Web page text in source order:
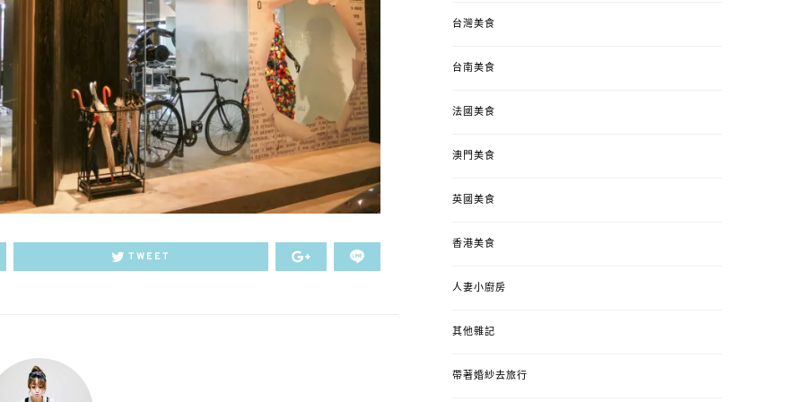
TWEET
台灣美食
台南美食
法國美食
澳門美食
英國美食
香港美食
人妻小廚房
其他雜記
帶著婚紗去旅行